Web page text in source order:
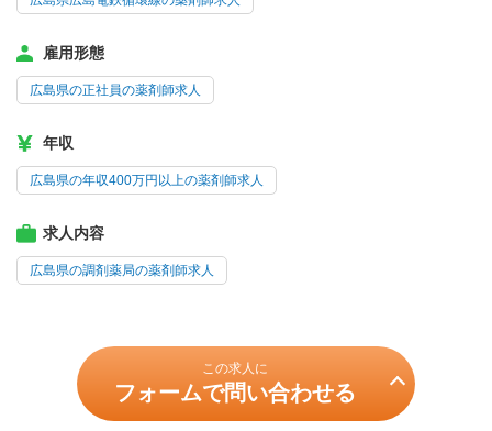
雇用形態
広島県の正社員の薬剤師求人
年収
広島県の年収400万円以上の薬剤師求人
求人内容
広島県の調剤薬局の薬剤師求人
この求人に
フォームで問い合わせる